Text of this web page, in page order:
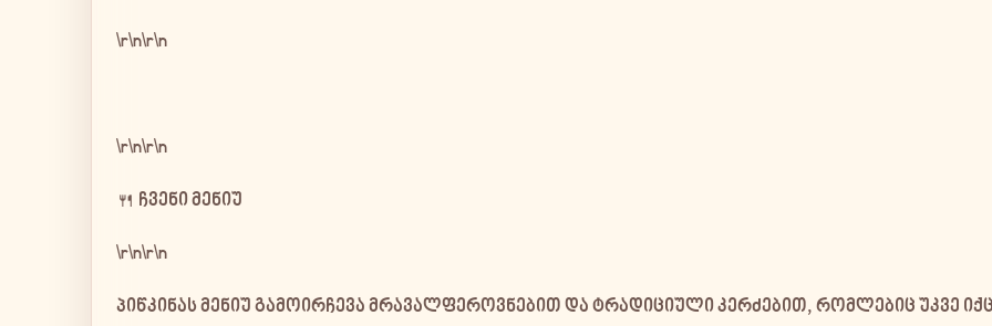
\r\n\r\n
\r\n\r\n
🍴 ჩვენი მენიუ
\r\n\r\n
პიწკინას მენიუ გამოირჩევა მრავალფეროვნებით და ტრადიციული კერძებით, რომლებიც უკვე